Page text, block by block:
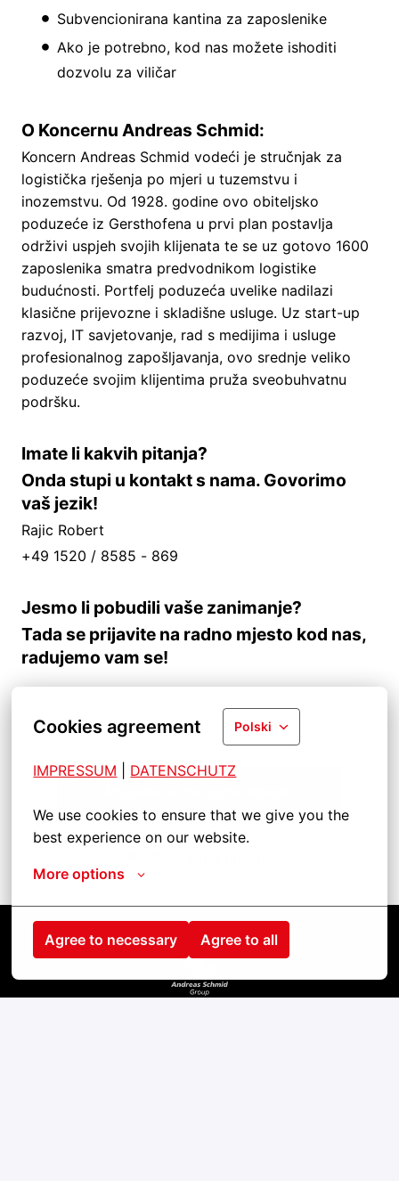
Cookies agreement Polski
IMPRESSUM DATENSCHUTZ
We use cookies to ensure that we give you the
best experience on our website.
More options
Agree to necessary Agree to all
Subvencionirana kantina za zaposlenike
Ako je potrebno, kod nas možete ishoditi
dozvolu za viličar
O Koncernu Andreas Schmid:
Koncern Andreas Schmid vodeći je stručnjak za
logistička rješenja po mjeri u tuzemstvu i
inozemstvu. Od 1928. godine ovo obiteljsko
poduzeće iz Gersthofena u prvi plan postavlja
održivi uspjeh svojih klijenata te se uz gotovo 1600
zaposlenika smatra predvodnikom logistike
budućnosti. Portfelj poduzeća uvelike nadilazi
klasične prijevozne i skladišne usluge. Uz start-up
razvoj, IT savjetovanje, rad s medijima i usluge
profesionalnog zapošljavanja, ovo srednje veliko
poduzeće svojim klijentima pruža sveobuhvatnu
podršku.
Imate li kakvih pitanja?
Onda stupi u kontakt s nama. Govorimo
vaš jezik!
Rajic Robert
+49 1520 / 8585 - 869
Jesmo li pobudili vaše zanimanje?
Tada se prijavite na radno mjesto kod nas,
radujemo vam se!
Strona główna